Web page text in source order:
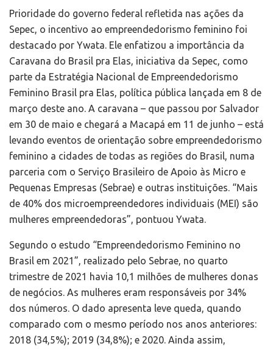
Prioridade do governo federal refletida nas ações da
Sepec, o incentivo ao empreendedorismo feminino foi
destacado por Ywata. Ele enfatizou a importância da
Caravana do Brasil pra Elas, iniciativa da Sepec, como
parte da Estratégia Nacional de Empreendedorismo
Feminino Brasil pra Elas, política pública lançada em 8 de
março deste ano. A caravana – que passou por Salvador
em 30 de maio e chegará a Macapá em 11 de junho – está
levando eventos de orientação sobre empreendedorismo
feminino a cidades de todas as regiões do Brasil, numa
parceria com o Serviço Brasileiro de Apoio às Micro e
Pequenas Empresas (Sebrae) e outras instituições. “Mais
de 40% dos microempreendedores individuais (MEI) são
mulheres empreendedoras”, pontuou Ywata.
Segundo o estudo “Empreendedorismo Feminino no
Brasil em 2021”, realizado pelo Sebrae, no quarto
trimestre de 2021 havia 10,1 milhões de mulheres donas
de negócios. As mulheres eram responsáveis por 34%
dos números. O dado apresenta leve queda, quando
comparado com o mesmo período nos anos anteriores:
2018 (34,5%); 2019 (34,8%); e 2020. Ainda assim,